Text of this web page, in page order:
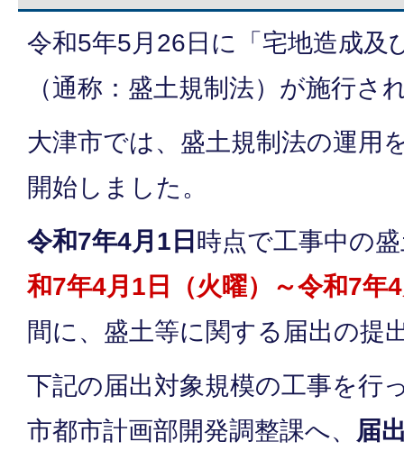
令和5年5月26日に「宅地造成及
（通称：盛土規制法）が施行さ
大津市では、盛土規制法の運用
開始しました。
令和7年4月1日 時点で工事中の
和7年4月1日（火曜）～令和7年
間に、盛土等に関する届出の提
下記の届出対象規模の工事を行
市都市計画部開発調整課へ、 届